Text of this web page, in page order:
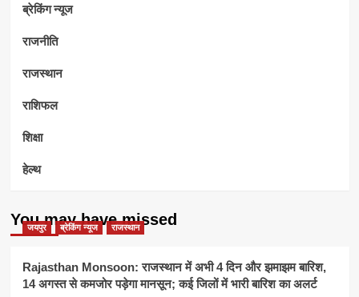
ब्रेकिंग न्यूज
राजनीति
राजस्थान
राशिफल
शिक्षा
हेल्थ
You may have missed
जयपुर ब्रेकिंग न्यूज राजस्थान
Rajasthan Monsoon: राजस्थान में अभी 4 दिन और झमाझम बारिश,
14 अगस्त से कमजोर पड़ेगा मानसून; कई जिलों में भारी बारिश का अलर्ट